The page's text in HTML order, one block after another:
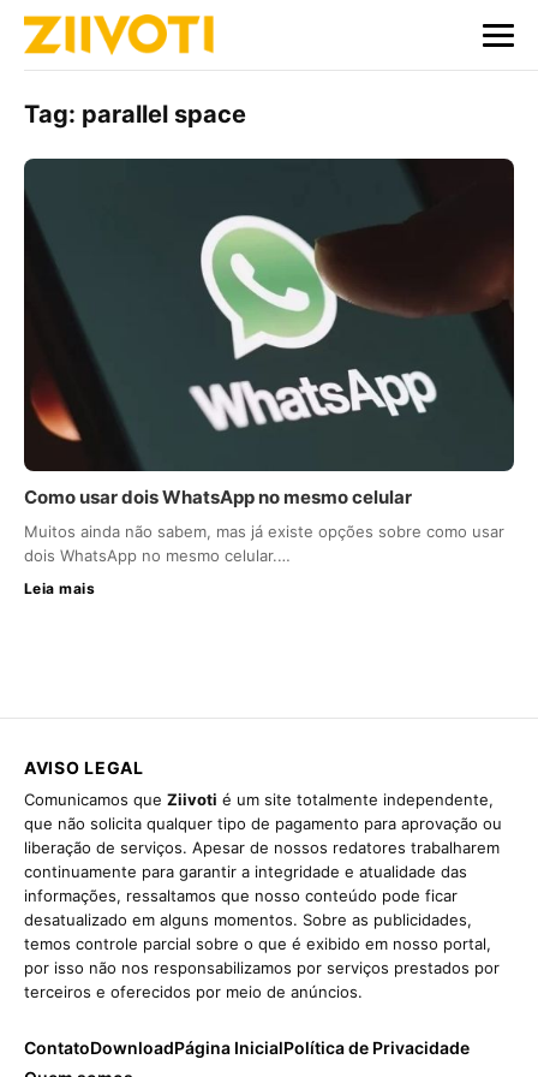
Tag: parallel space
Como usar dois WhatsApp no mesmo celular
Muitos ainda não sabem, mas já existe opções sobre como usar
dois WhatsApp no mesmo celular.…
Leia mais
AVISO LEGAL
Comunicamos que Ziivoti é um site totalmente independente,
que não solicita qualquer tipo de pagamento para aprovação ou
liberação de serviços. Apesar de nossos redatores trabalharem
continuamente para garantir a integridade e atualidade das
informações, ressaltamos que nosso conteúdo pode ficar
desatualizado em alguns momentos. Sobre as publicidades,
temos controle parcial sobre o que é exibido em nosso portal,
por isso não nos responsabilizamos por serviços prestados por
terceiros e oferecidos por meio de anúncios.
ContatoDownloadPágina InicialPolítica de Privacidade